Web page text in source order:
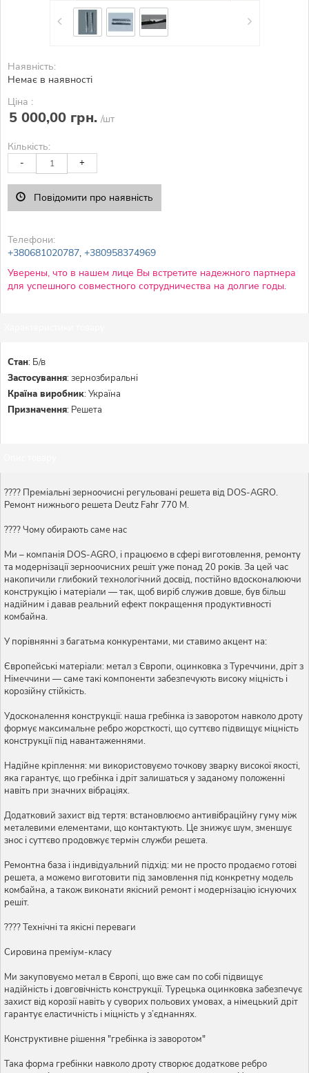
Наявність:
Немає в наявності
Ціна :
5 000,00 грн. /шт
Кількість:
- +
Повідомити про наявність
Телефони:
+380681020787, +380958374969
Уверены, что в нашем лице Вы встретите надежного партнера
для успешного совместного сотрудничества на долгие годы.
Стан: Б/в
Застосування:зернозбиральні
Країна виробник:Україна
Призначення: Решета
???? Преміальні зерноочисні регульовані решета від DOS-AGRO.
Ремонт нижнього решета Deutz Fahr 770 М.
???? Чому обирають саме нас
Ми – компанія DOS-AGRO, і працюємо в сфері виготовлення, ремонту
та модернізації зерноочисних решіт уже понад 20 років. За цей час
накопичили глибокий технологічний досвід, постійно вдосконалюючи
конструкцію і матеріали — так, щоб виріб служив довше, був більш
надійним і давав реальний ефект покращення продуктивності
комбайна.
У порівнянні з багатьма конкурентами, ми ставимо акцент на:
Європейські матеріали: метал з Європи, оцинковка з Туреччини, дріт з
Німеччини — саме такі компоненти забезпечують високу міцність і
корозійну стійкість.
Удосконалення конструкції: наша гребінка із заворотом навколо дроту
формує максимальне ребро жорсткості, що суттєво підвищує міцність
конструкції під навантаженнями.
Надійне кріплення: ми використовуємо точкову зварку високої якості,
яка гарантує, що гребінка і дріт залишаться у заданому положенні
навіть при значних вібраціях.
Додатковий захист від тертя: встановлюємо антивібраційну гуму між
металевими елементами, що контактують. Це знижує шум, зменшує
знос і суттєво продовжує термін служби решета.
Ремонтна база і індивідуальний підхід: ми не просто продаємо готові
решета, а можемо виготовити під замовлення під конкретну модель
комбайна, а також виконати якісний ремонт і модернізацію існуючих
решіт.
???? Технічні та якісні переваги
Сировина преміум-класу
Ми закуповуємо метал в Європі, що вже сам по собі підвищує
надійність і довговічність конструкції. Турецька оцинковка забезпечує
захист від корозії навіть у суворих польових умовах, а німецький дріт
гарантує еластичність і міцність у з’єднаннях.
Конструктивне рішення "гребінка із заворотом"
Така форма гребінки навколо дроту створює додаткове ребро